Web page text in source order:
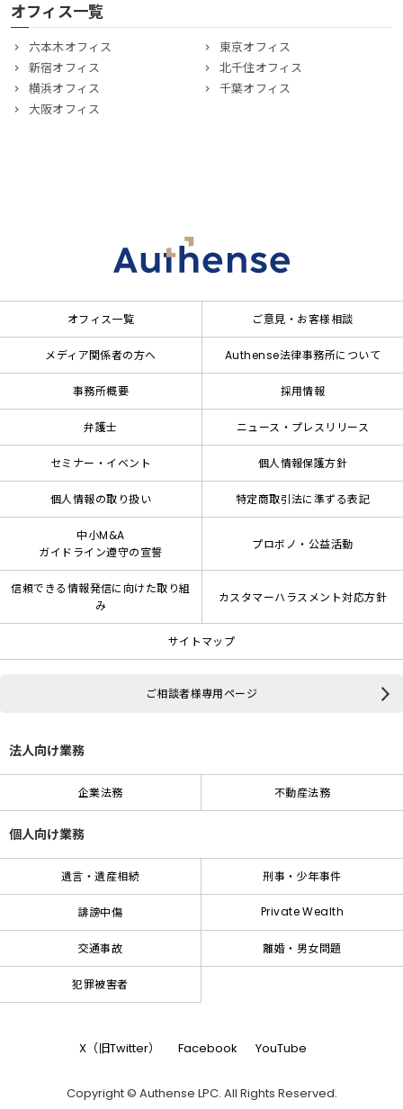
オフィス一覧
六本木オフィス
東京オフィス
新宿オフィス
北千住オフィス
横浜オフィス
千葉オフィス
大阪オフィス
オフィス一覧 ご意見・お客様相談
メディア関係者の方へ Authense法律事務所について
事務所概要 採用情報
弁護士 ニュース・プレスリリース
セミナー・イベント 個人情報保護方針
個人情報の取り扱い 特定商取引法に準ずる表記
中小M&A
ガイドライン遵守の宣誓
プロボノ・公益活動
信頼できる情報発信に向けた取り組
み
カスタマーハラスメント対応方針
サイトマップ
ご相談者様専用ページ
法人向け業務
企業法務 不動産法務
個人向け業務
遺言・遺産相続 刑事・少年事件
誹謗中傷 Private Wealth
交通事故 離婚・男女問題
犯罪被害者
X（旧Twitter） Facebook YouTube
Copyright © Authense LPC. All Rights Reserved.